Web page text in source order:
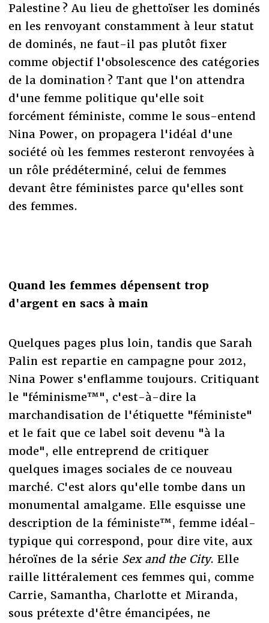
Palestine ? Au lieu de ghettoïser les dominés
en les renvoyant constamment à leur statut
de dominés, ne faut-il pas plutôt fixer
comme objectif l'obsolescence des catégories
de la domination ? Tant que l'on attendra
d'une femme politique qu'elle soit
forcément féministe, comme le sous-entend
Nina Power, on propagera l'idéal d'une
société où les femmes resteront renvoyées à
un rôle prédéterminé, celui de femmes
devant être féministes parce qu'elles sont
des femmes.
Quand les femmes dépensent trop
d'argent en sacs à main
Quelques pages plus loin, tandis que Sarah
Palin est repartie en campagne pour 2012,
Nina Power s'enflamme toujours. Critiquant
le "féminisme™", c'est-à-dire la
marchandisation de l'étiquette "féministe"
et le fait que ce label soit devenu "à la
mode", elle entreprend de critiquer
quelques images sociales de ce nouveau
marché. C'est alors qu'elle tombe dans un
monumental amalgame. Elle esquisse une
description de la féministe™, femme idéal-
typique qui correspond, pour dire vite, aux
héroïnes de la série Sex and the City. Elle
raille littéralement ces femmes qui, comme
Carrie, Samantha, Charlotte et Miranda,
sous prétexte d'être émancipées, ne